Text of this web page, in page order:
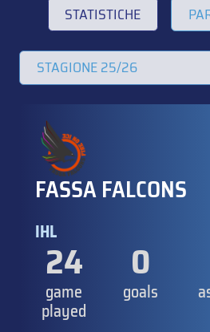
STATISTICHE
FASSA FALCONS
IHL
24
game
played
0
goals